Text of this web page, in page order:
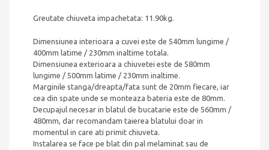
Greutate chiuveta impachetata: 11.90kg.
Dimensiunea interioara a cuvei este de 540mm lungime /
400mm latime / 230mm inaltime totala.
Dimensiunea exterioara a chiuvetei este de 580mm
lungime / 500mm latime / 230mm inaltime.
Marginile stanga/dreapta/fata sunt de 20mm fiecare, iar
cea din spate unde se monteaza bateria este de 80mm.
Decupajul necesar in blatul de bucatarie este de 560mm /
480mm, dar recomandam taierea blatului doar in
momentul in care ati primit chiuveta.
Instalarea se face pe blat din pal melaminat sau de